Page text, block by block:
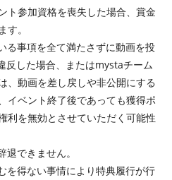
ト参加資格を喪失した場合、賞金
。
る事項を全て満たさずに動画を投
反した場合、またはmystaチーム
、動画を差し戻しや非公開にする
イベント終了後であっても獲得ポ
利を無効とさせていただく可能性
できません。
を得ない事情により特典履行が行